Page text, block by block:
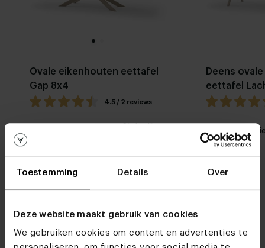
Toestemming Details Over
Deze website maakt gebruik van cookies
We gebruiken cookies om content en advertenties te
Ovale eikenhouten eettafel
Gap 8x4
4.5 / 2 reviews
Stel zelf
Deens
eettafel
Mijn